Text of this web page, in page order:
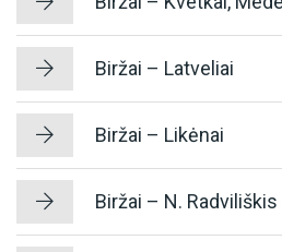
Biržai – Latveliai
Biržai – Likėnai
Biržai – N. Radviliškis